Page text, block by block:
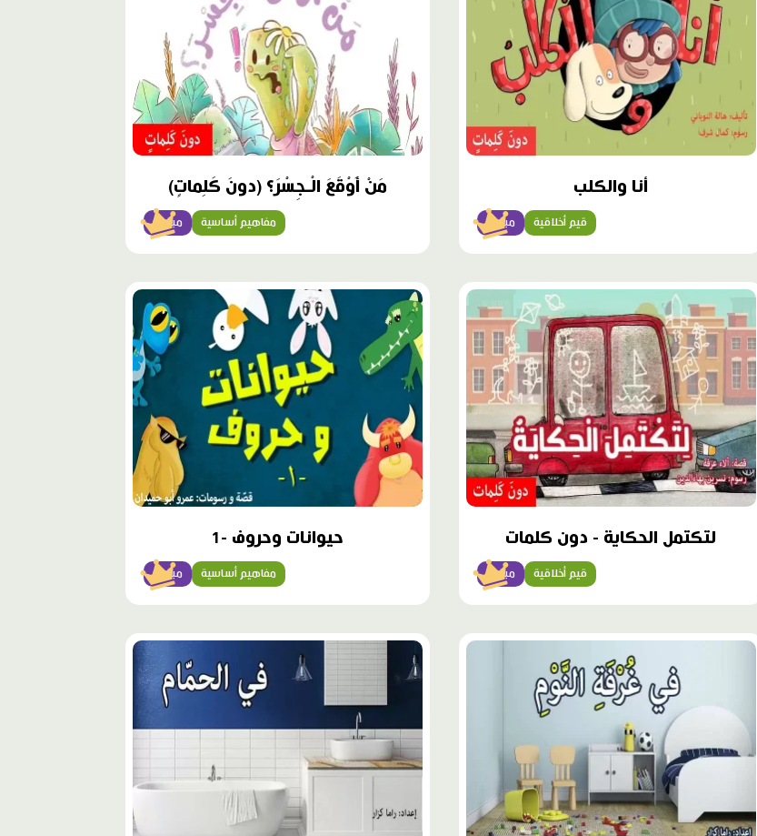
أنا والكلب
مبتدئ قيم أخلاقية
مَنْ أَوْقَعَ الْـجِسْرَ؟ (دونَ كَلِماتٍ)
مبتدئ مفاهيم أساسية
محتوى
مميّز
لتكتمل الحكاية - دون كلمات
مبتدئ قيم أخلاقية
محتوى
مميّز
حيوانات وحروف -1
مبتدئ مفاهيم أساسية
محتوى
محتوى
مميّز